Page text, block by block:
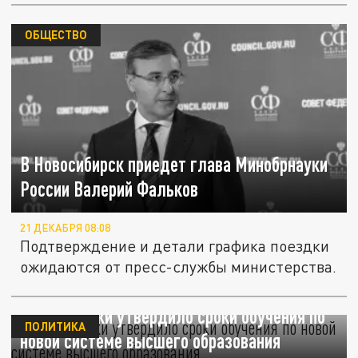
В Новосибирск приедет глава Минобрнауки
России Валерий Фальков
ОБЩЕСТВО
21 ДЕКАБРЯ 08:08
Подтверждение и детали графика поездки
ожидаются от пресс-службы министерства.
Минобрнауки утвердило сроки обучения по
новой системе высшего образования
ПОЛИТИКА